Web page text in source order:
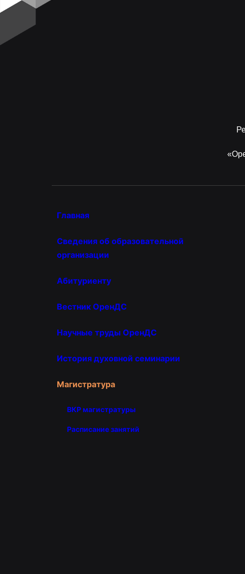
Главная
Сведения об образовательной
организации
Абитуриенту
Вестник ОренДС
Научные труды ОренДС
История духовной семинарии
Магистратура
ВКР магистратуры
Расписание занятий